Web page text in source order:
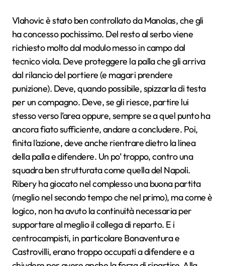
Vlahovic è stato ben controllato da Manolas, che gli
ha concesso pochissimo. Del resto al serbo viene
richiesto molto dal modulo messo in campo dal
tecnico viola. Deve proteggere la palla che gli arriva
dal rilancio del portiere (e magari prendere
punizione). Deve, quando possibile, spizzarla di testa
per un compagno. Deve, se gli riesce, partire lui
stesso verso l’area oppure, sempre se a quel punto ha
ancora fiato sufficiente, andare a concludere. Poi,
finita l’azione, deve anche rientrare dietro la linea
della palla e difendere. Un po’ troppo, contro una
squadra ben strutturata come quella del Napoli.
Ribery ha giocato nel complesso una buona partita
(meglio nel secondo tempo che nel primo), ma come è
logico, non ha avuto la continuità necessaria per
supportare al meglio il collega di reparto. E i
centrocampisti, in particolare Bonaventura e
Castrovilli, erano troppo occupati a difendere e a